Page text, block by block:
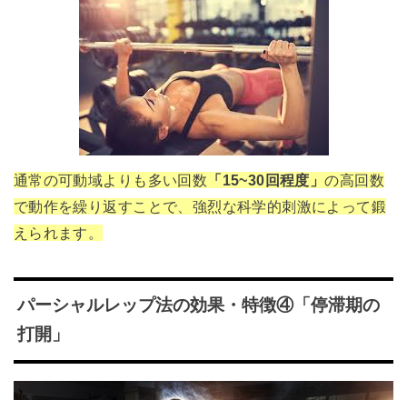
通常の可動域よりも多い回数 「15~30回程度」の高回数
で動作を繰り返すことで、強烈な科学的刺激によって鍛
えられます 。
パーシャルレップ法の効果・特徴④「停滞期の
打開」